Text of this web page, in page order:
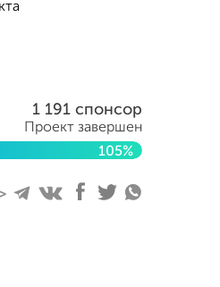
1 191 спонсор
Проект завершен
105%